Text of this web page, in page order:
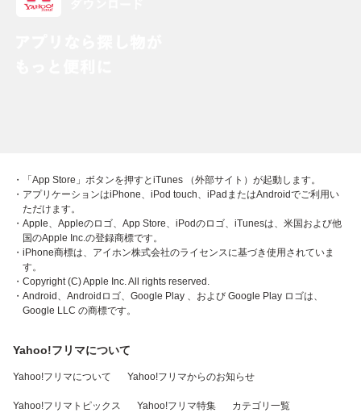
・「App Store」ボタンを押すとiTunes （外部サイト）が起動します。
・アプリケーションはiPhone、iPod touch、iPadまたはAndroidでご利用い
ただけます。
・Apple、Appleのロゴ、App Store、iPodのロゴ、iTunesは、米国および他
国のApple Inc.の登録商標です。
・iPhone商標は、アイホン株式会社のライセンスに基づき使用されていま
す。
・Copyright (C) Apple Inc. All rights reserved.
・Android、Androidロゴ、Google Play 、および Google Play ロゴは、
Google LLC の商標です。
Yahoo!フリマについて
Yahoo!フリマについて Yahoo!フリマからのお知らせ
Yahoo!フリマトピックス Yahoo!フリマ特集 カテゴリ一覧